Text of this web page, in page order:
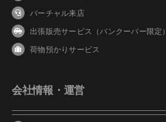
バーチャル来店
出張販売サービス（バンクーバー限定）
荷物預かりサービス
会社情報・運営